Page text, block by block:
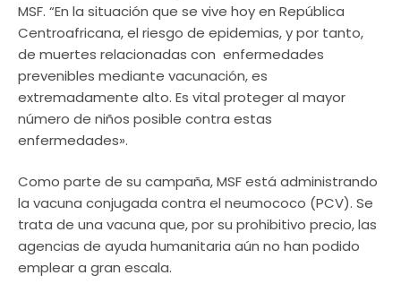
MSF. “En la situación que se vive hoy en República
Centroafricana, el riesgo de epidemias, y por tanto,
de muertes relacionadas con enfermedades
prevenibles mediante vacunación, es
extremadamente alto. Es vital proteger al mayor
número de niños posible contra estas
enfermedades».
Como parte de su campaña, MSF está administrando
la vacuna conjugada contra el neumococo (PCV). Se
trata de una vacuna que, por su prohibitivo precio, las
agencias de ayuda humanitaria aún no han podido
emplear a gran escala.